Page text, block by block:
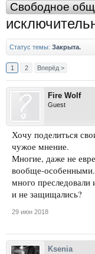
Свободное
Статус темы: Закрыта.
1 2 Вперёд >
Fire Wolf
Guest
Хочу поделиться
чужое мнение.
Многие, даже не
вообще-особенными.
много
и не защищались?
29 июн 2018
Ksenia